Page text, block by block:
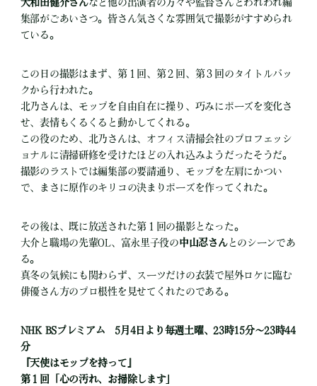
大和田健介さんなど他の出演者の方々や監督さんとわれわれ編
集部がごあいさつ。皆さん気さくな雰囲気で撮影がすすめられ
ている。
この日の撮影はまず、第１回、第２回、第３回のタイトルバッ
クから行われた。
北乃さんは、モップを自由自在に操り、巧みにポーズを変化さ
せ、表情もくるくると動かしてくれる。
この役のため、北乃さんは、オフィス清掃会社のプロフェッシ
ョナルに清掃研修を受けたほどの入れ込みようだったそうだ。
撮影のラストでは編集部の要請通り、モップを左肩にかつい
で、まさに原作のキリコの決まりポーズを作ってくれた。
その後は、既に放送された第１回の撮影となった。
大介と職場の先輩OL、富永里子役の中山忍さんとのシーンであ
る。
真冬の気候にも関わらず、スーツだけの衣装で屋外ロケに臨む
俳優さん方のプロ根性を見せてくれたのである。
NHK BSプレミアム 5月4日より毎週土曜、23時15分～23時44
分
『天使はモップを持って』
第１回「心の汚れ、お掃除します」